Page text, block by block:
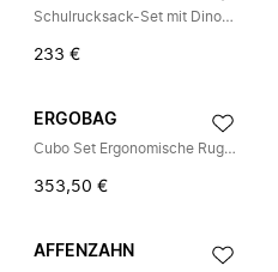
Schulrucksack-Set mit Dino-Patch
233 €
ERGOBAG
Cubo Set Ergonomische Rugzak Set
353,50 €
AFFENZAHN